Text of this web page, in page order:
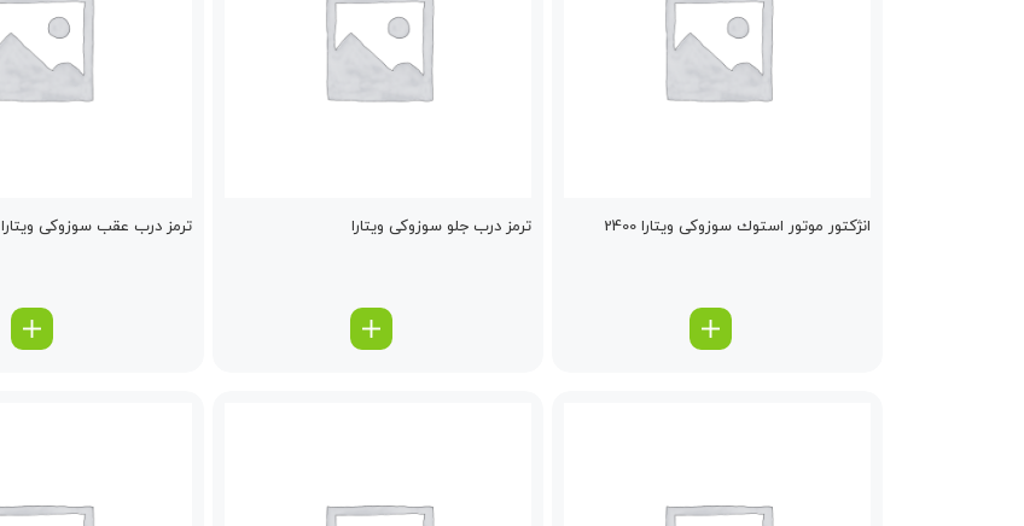
انژكتور موتور استوك سوزوکی ویتارا 2400 ترمز درب جلو سوزوکی ویتارا ترمز درب عقب سوزوکی ویتارا